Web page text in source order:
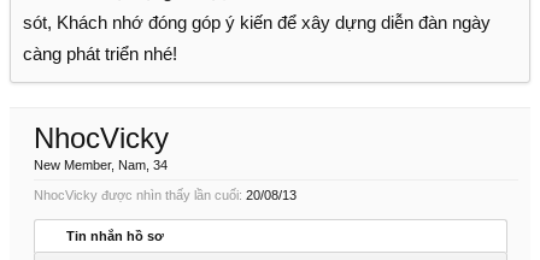
sót, Khách nhớ đóng góp ý kiến để xây dựng diễn đàn ngày
càng phát triển nhé!
NhocVicky
New Member, Nam, 34
NhocVicky được nhìn thấy lần cuối: 20/08/13
Tin nhắn hồ sơ